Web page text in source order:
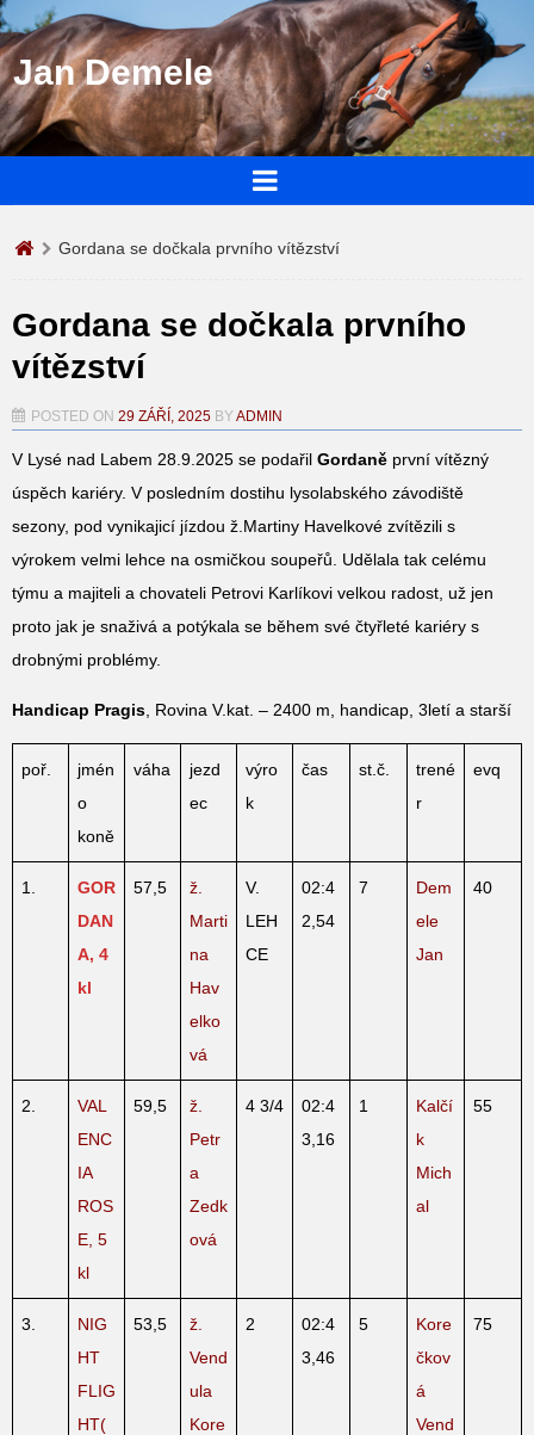
Jan Demele
Gordana se dočkala prvního vítězství
Gordana se dočkala prvního
vítězství
POSTED ON 29 ZÁŘÍ, 2025 BYADMIN
V Lysé nad Labem 28.9.2025 se podařil Gordaně první vítězný
úspěch kariéry. V posledním dostihu lysolabského závodiště
sezony, pod vynikajicí jízdou ž.Martiny Havelkové zvítězili s
výrokem velmi lehce na osmičkou soupeřů. Udělala tak celému
týmu a majiteli a chovateli Petrovi Karlíkovi velkou radost, už jen
proto jak je snaživá a potýkala se během své čtyřleté kariéry s
drobnými problémy.
Handicap Pragis , Rovina V.kat. – 2400 m, handicap, 3letí a starší
poř.
jmén
o
koně
váha
jezd
ec
výro
k
čas st.č.
trené
r
evq
1.
GOR
DAN
A, 4
kl
57,5
ž.
Marti
na
Hav
elko
vá
V.
LEH
CE
02:4
2,54
7
Dem
ele
Jan
40
2.
VAL
ENC
IA
ROS
E, 5
kl
59,5
ž.
Petr
a
Zedk
ová
4 3/4
02:4
3,16
1
Kalčí
k
Mich
al
55
3.
NIG
HT
FLIG
HT(
53,5
ž.
Vend
ula
Kore
2
02:4
3,46
5
Kore
čkov
á
Vend
75